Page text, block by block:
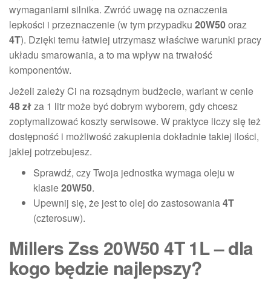
wymaganiami silnika. Zwróć uwagę na oznaczenia
lepkości i przeznaczenie (w tym przypadku 20W50oraz
4T). Dzięki temu łatwiej utrzymasz właściwe warunki pracy
układu smarowania, a to ma wpływ na trwałość
komponentów.
Jeżeli zależy Ci na rozsądnym budżecie, wariant w cenie
48 złza 1 litr może być dobrym wyborem, gdy chcesz
zoptymalizować koszty serwisowe. W praktyce liczy się też
dostępność i możliwość zakupienia dokładnie takiej ilości,
jakiej potrzebujesz.
Sprawdź, czy Twoja jednostka wymaga oleju w
klasie20W50.
Upewnij się, że jest to olej do zastosowania4T
(czterosuw).
Millers Zss 20W50 4T 1L – dla
kogo będzie najlepszy?